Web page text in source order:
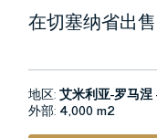
在切塞纳省出
地区:艾米利亚-罗马涅
外部: 4,000 m2